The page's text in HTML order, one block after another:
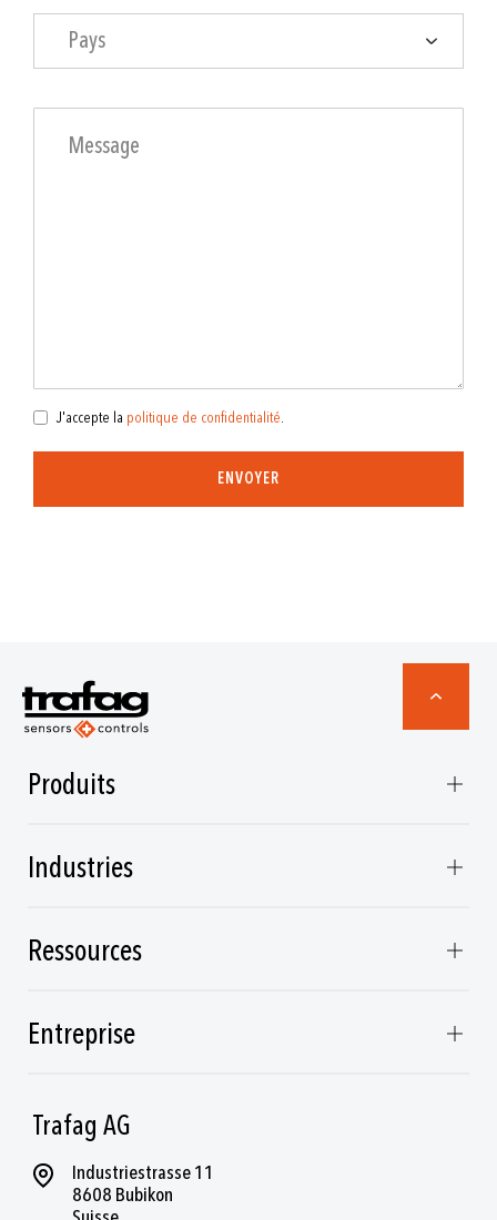
Pays
J'accepte la politique de confidentialité.
ENVOYER
Trafag AG
Industriestrasse 11
8608 Bubikon
Produits
Industries
Ressources
Entreprise